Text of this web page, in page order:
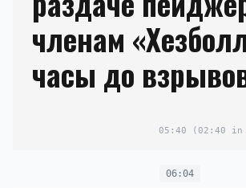
членам
часы до
05:40 (02:40 in
06:04